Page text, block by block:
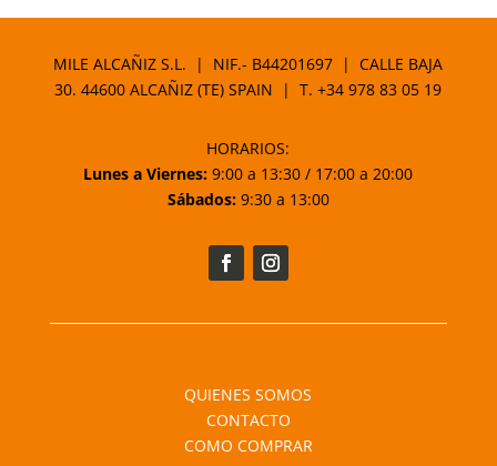
MILE ALCAÑIZ S.L. | NIF.- B44201697 | CALLE BAJA
30. 44600 ALCAÑIZ (TE) SPAIN | T.+34 978 83 05 19
HORARIOS:
Lunes a Viernes: 9:00 a 13:30 / 17:00 a 20:00
Sábados:9:30 a 13:00
QUIENES SOMOS
CONTACTO
COMO COMPRAR